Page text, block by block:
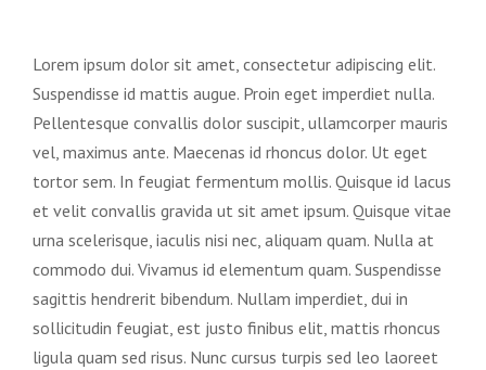
Lorem ipsum dolor sit amet, consectetur adipiscing elit.
Suspendisse id mattis augue. Proin eget imperdiet nulla.
Pellentesque convallis dolor suscipit, ullamcorper mauris
vel, maximus ante. Maecenas id rhoncus dolor. Ut eget
tortor sem. In feugiat fermentum mollis. Quisque id lacus
et velit convallis gravida ut sit amet ipsum. Quisque vitae
urna scelerisque, iaculis nisi nec, aliquam quam. Nulla at
commodo dui. Vivamus id elementum quam. Suspendisse
sagittis hendrerit bibendum. Nullam imperdiet, dui in
sollicitudin feugiat, est justo finibus elit, mattis rhoncus
ligula quam sed risus. Nunc cursus turpis sed leo laoreet